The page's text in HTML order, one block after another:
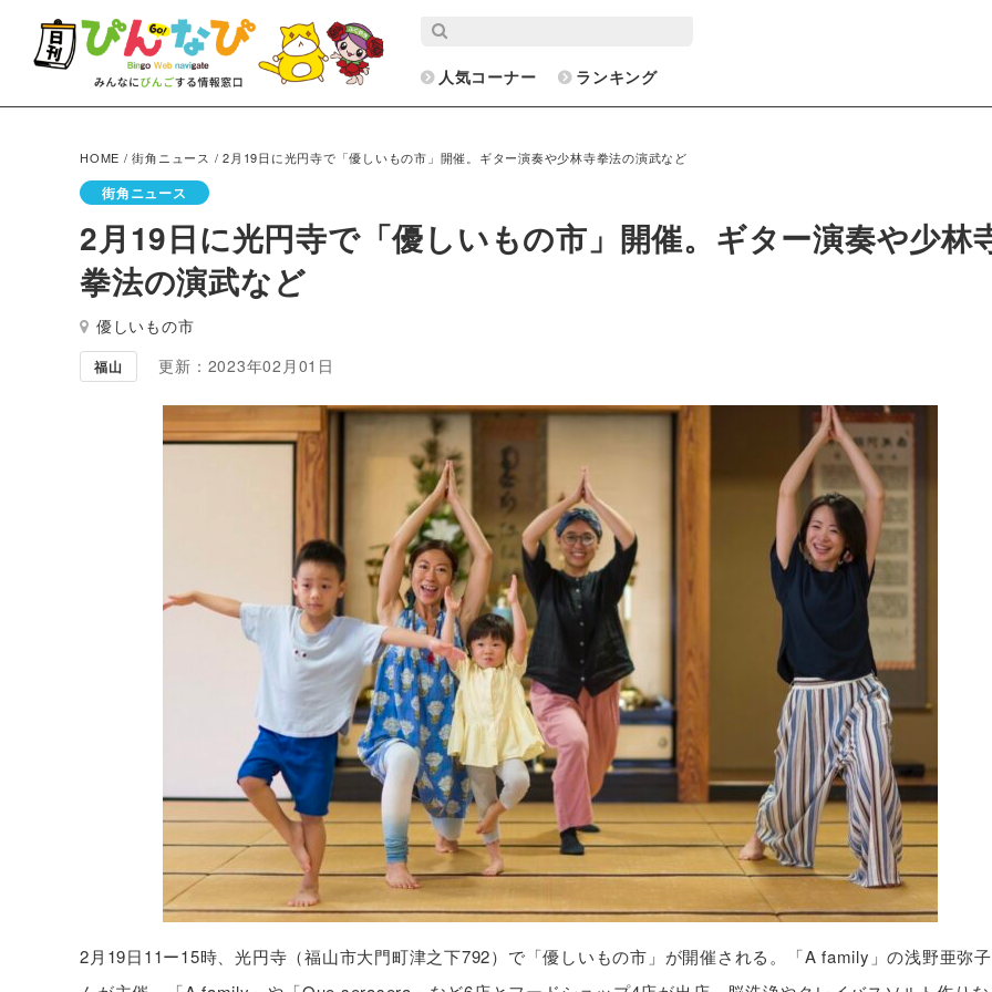
人気コーナー ランキング
HOME /街角ニュース / 2月19日に光円寺で「優しいもの市」開催。ギター演奏や少林寺拳法の演武など
街角ニュース
2月19日に光円寺で「優しいもの市」開催。ギター演奏や少林
拳法の演武など
優しいもの市
福山 更新：2023年02月01日
2月19日11ー15時、光円寺（福山市大門町津之下792）で「優しいもの市」が開催される。「A family」の浅野亜弥